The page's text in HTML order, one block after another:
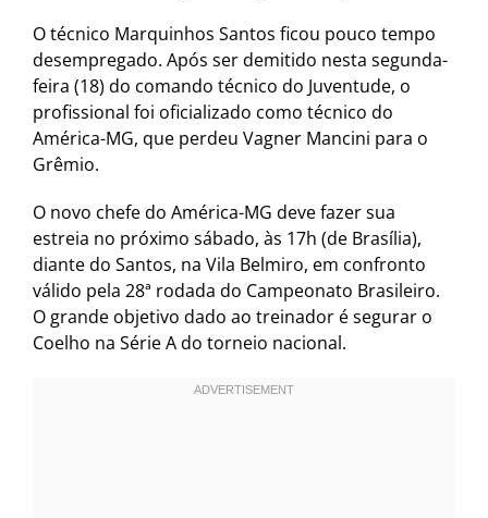
O técnico Marquinhos Santos ficou pouco tempo
desempregado. Após ser demitido nesta segunda-
feira (18) do comando técnico do Juventude, o
profissional foi oficializado como técnico do
América-MG, que perdeu Vagner Mancini para o
Grêmio.
O novo chefe do América-MG deve fazer sua
estreia no próximo sábado, às 17h (de Brasília),
diante do Santos, na Vila Belmiro, em confronto
válido pela 28ª rodada do Campeonato Brasileiro.
O grande objetivo dado ao treinador é segurar o
Coelho na Série A do torneio nacional.